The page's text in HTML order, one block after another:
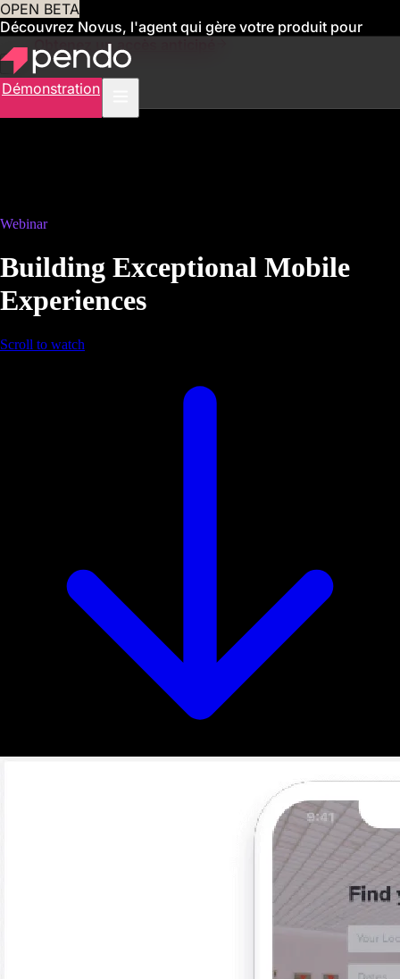
OPEN BETA
Découvrez Novus, l'agent qui gère votre produit pour
vousObtenez un accès anticipé
Démonstration
Webinar
Building Exceptional Mobile
Experiences
Scroll to watch